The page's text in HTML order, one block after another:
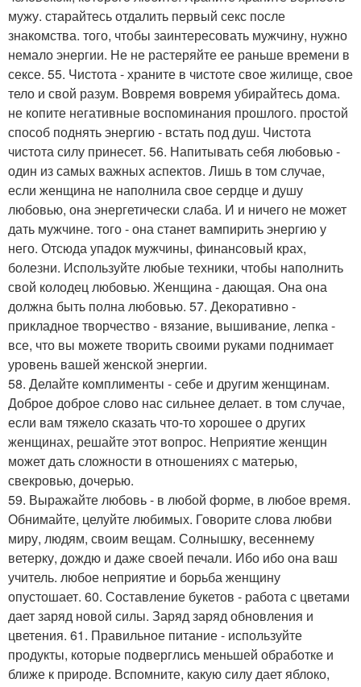
мужу. старайтесь отдалить первый секс после
знакомства. того, чтобы заинтересовать мужчину, нужно
немало энергии. Не не растеряйте ее раньше времени в
сексе. 55. Чистота - храните в чистоте свое жилище, свое
тело и свой разум. Вовремя вовремя убирайтесь дома.
не копите негативные воспоминания прошлого. простой
способ поднять энергию - встать под душ. Чистота
чистота силу принесет. 56. Напитывать себя любовью -
один из самых важных аспектов. Лишь в том случае,
если женщина не наполнила свое сердце и душу
любовью, она энергетически слаба. И и ничего не может
дать мужчине. того - она станет вампирить энергию у
него. Отсюда упадок мужчины, финансовый крах,
болезни. Используйте любые техники, чтобы наполнить
свой колодец любовью. Женщина - дающая. Она она
должна быть полна любовью. 57. Декоративно -
прикладное творчество - вязание, вышивание, лепка -
все, что вы можете творить своими руками поднимает
уровень вашей женской энергии.
58. Делайте комплименты - себе и другим женщинам.
Доброе доброе слово нас сильнее делает. в том случае,
если вам тяжело сказать что-то хорошее о других
женщинах, решайте этот вопрос. Неприятие женщин
может дать сложности в отношениях с матерью,
свекровью, дочерью.
59. Выражайте любовь - в любой форме, в любое время.
Обнимайте, целуйте любимых. Говорите слова любви
миру, людям, своим вещам. Солнышку, весеннему
ветерку, дождю и даже своей печали. Ибо ибо она ваш
учитель. любое неприятие и борьба женщину
опустошает. 60. Составление букетов - работа с цветами
дает заряд новой силы. Заряд заряд обновления и
цветения. 61. Правильное питание - используйте
продукты, которые подверглись меньшей обработке и
ближе к природе. Вспомните, какую силу дает яблоко,